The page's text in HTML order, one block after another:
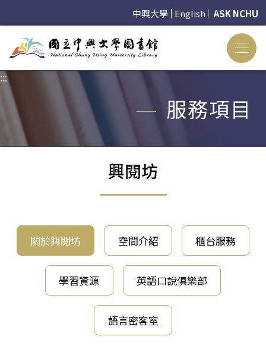
中興大學 English ASK NCHU
:::
服務項目
興閱坊
關於興閱坊 空間介紹 櫃台服務
學習資源 英語口說俱樂部
語言密客室